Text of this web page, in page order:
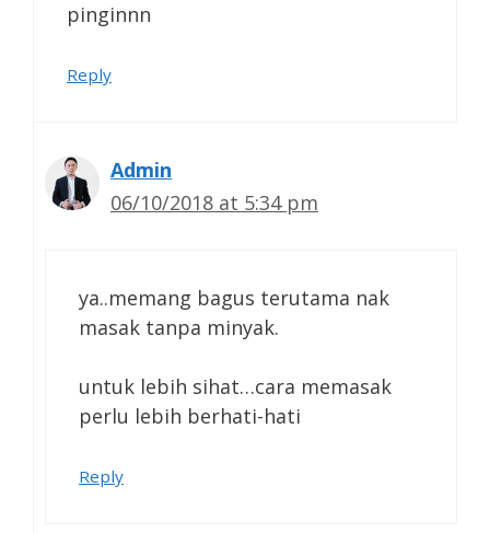
pinginnn
Reply
Admin
06/10/2018 at 5:34 pm
ya..memang bagus terutama nak
masak tanpa minyak.
untuk lebih sihat…cara memasak
perlu lebih berhati-hati
Reply